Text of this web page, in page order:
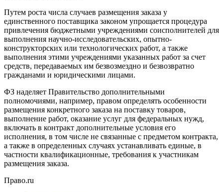
Путем роста числа случаев размещения заказа у
единственного поставщика законом упрощается процедура
привлечения бюджетными учреждениями соисполнителей для
выполнения научно-исследовательских, опытно-
конструкторских или технологических работ, а также
выполнения этими учреждениями указанных работ за счет
средств, передаваемых им безвозмездно и безвозвратно
гражданами и юридическими лицами.
ФЗ наделяет Правительство дополнительными
полномочиями, например, правом определять особенности
размещения конкретного заказа на поставку товаров,
выполнение работ, оказание услуг для федеральных нужд,
включать в контракт дополнительные условия его
исполнения, в том числе не связанные с предметом контракта,
а также в определенных случаях устанавливать единые, в
частности квалификационные, требования к участникам
размещения заказа.
Право.ru